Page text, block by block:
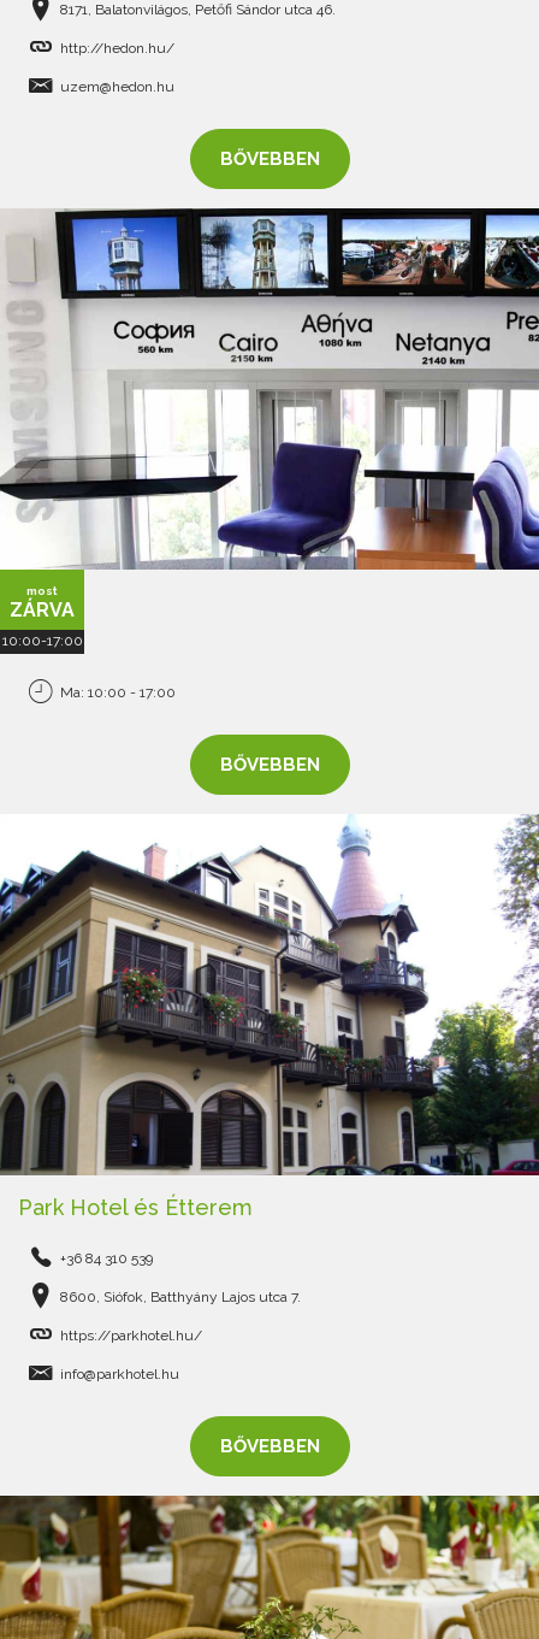
8171, Balatonvilágos, Petőfi Sándor utca 46.
http://hedon.hu/
uzem@hedon.hu
BŐVEBBEN
most
ZÁRVA
10:00-17:00
Ma: 10:00 - 17:00
BŐVEBBEN
Park Hotel és Étterem
+36 84 310 539
8600, Siófok, Batthyány Lajos utca 7.
https://parkhotel.hu/
info@parkhotel.hu
BŐVEBBEN